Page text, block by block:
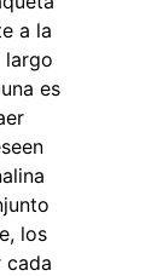
a la
largo
es
los
cada